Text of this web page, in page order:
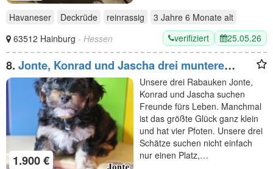
Havaneser Deckrüde reinrassig 3 Jahre 6 Monate alt
63512 Hainburg - Hessen verifiziert 25.05.26
8. Jonte, Konrad und Jascha drei muntere
Havaneser Rüden sind auf der Suche nach der
passenden Familie
1.900 €
Unsere drei Rabauken Jonte,
Konrad und Jascha suchen
Freunde fürs Leben. Manchmal
ist das größte Glück ganz klein
und hat vier Pfoten. Unsere drei
Schätze suchen nicht einfach
nur einen Platz,…